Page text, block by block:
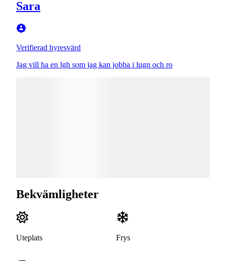
Sara
Verifierad hyresvärd
Jag vill ha en lgh som jag kan jobba i lugn och ro
Bekvämligheter
Uteplats Frys